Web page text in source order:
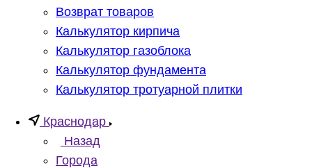
Возврат товаров
Калькулятор кирпича
Калькулятор газоблока
Калькулятор фундамента
Калькулятор тротуарной плитки
Краснодар
Назад
Города